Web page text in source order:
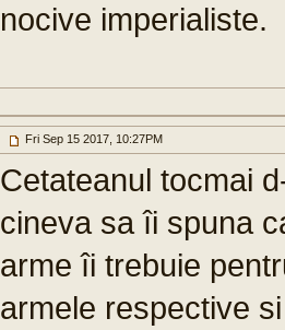
nocive imperialiste.
Fri Sep 15 2017, 10:27PM
Cetateanul tocmai
cineva sa îi spuna
arme îi trebuie
armele respective